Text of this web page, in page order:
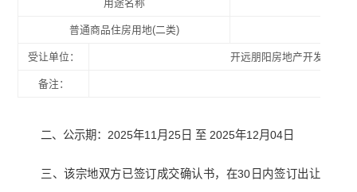
用途名称
普通商品住房用地(二类)
受让单位： 开远朋阳房地产开发经营
备注：
二、公示期：2025年11月25日 至 2025年12月04日
三、该宗地双方已签订成交确认书，在30日内签订出让